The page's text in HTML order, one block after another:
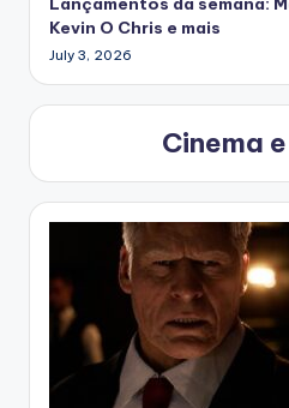
Kevin O Chris e mais
July 3, 2026
Cinema